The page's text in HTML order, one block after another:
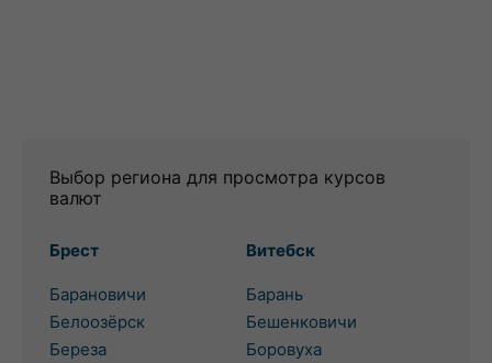
Выбор региона для просмотра курсов
валют
Брест
Барановичи
Белоозёрск
Береза
Витебск
Барань
Бешенковичи
Боровуха